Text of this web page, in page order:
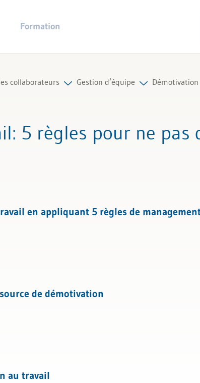
Formation
collaborateurs
et rôle du cadre
Gestion d’équipe
Toutes les aides de travail
: 5 règles pour ne pas
en appliquant 5 règles de
de démotivation
au travail